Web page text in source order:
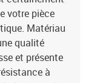
votre pièce
Matériau
qualité
et présente
à